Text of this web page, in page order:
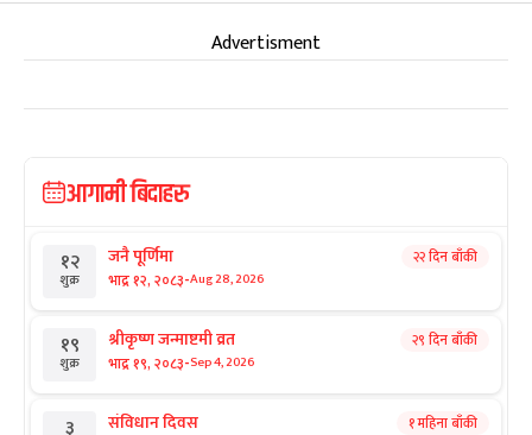
Advertisment
आगामी बिदाहरु
१२
शुक्र
जनै पूर्णिमा
भाद्र १२, २०८३-Aug 28, 2026
२२ दिन बाँकी
१९
शुक्र
श्रीकृष्ण जन्माष्टमी व्रत
भाद्र १९, २०८३-Sep 4, 2026
२९ दिन बाँकी
३ संविधान दिवस १ महिना बाँकी